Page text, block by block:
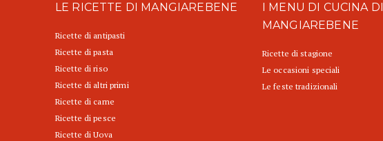
LE RICETTE DI MANGIAREBENE
Ricette di antipasti
Ricette di pasta
Ricette di riso
Ricette di altri primi
Ricette di carne
Ricette di pesce
Ricette di Uova
I MENU DI CUCINA DI
MANGIAREBENE
Ricette di stagione
Le occasioni speciali
Le feste tradizionali